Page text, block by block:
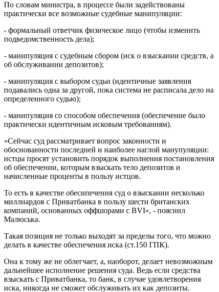
По словам министра, в процессе были задействованы
практически все возможные судебные манипуляции:
- формальный ответчик физическое лицо (чтобы изменить
подведомственность дела);
- манипуляция с судебным сбором (иск о взыскании средств, а
об обслуживании депозитов);
- манипуляция с выбором судьи (идентичные заявления
подавались одна за другой, пока система не расписала дело на
определенного судью);
- манипуляция со способом обеспечения (обеспечение было
практически идентичным исковым требованиям).
«Сейчас суд рассматривает вопрос законности и
обоснованности последней и наиболее наглой манупуляции:
истцы просят установить порядок выполнения постановления
об обеспечении, которым взыскать тело депозитов и
начисленные проценты в пользу истцов.
То есть в качестве обесипечения суд о взыскании несколько
миллиардов с Приватбанка в пользу шести британских
компаний, основанных оффшорами с BVI», - пояснил
Малюська.
Такая позиция не только выходят за пределы того, что можно
делать в качестве обеспечения иска (ст.150 ГПК).
Она к тому же не облегчает, а, наоборот, делает невозможным
дальнейшее исполнение решения суда. Ведь если средства
взыскать с Приватбанка, то банк, в случае удовлетворения
иска, никогда не сможет обслуживать их как депозиты.